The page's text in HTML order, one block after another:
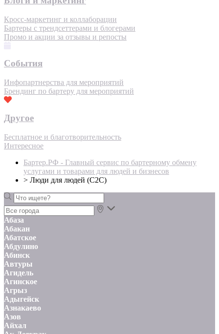
Кросс-маркетинг и коллаборации
Бартеры с трендсеттерами и блогерами
Промо и акции за отзывы и репосты
События
Инфопартнерства для мероприятий
Брендинг по бартеру для мероприятий
Другое
Бесплатное и благотворительность
Интересное
Бартер.РФ - Главный сервис по бартерному обмену
услугами и товарами для людей и бизнесов
> Люди для людей (С2С)
Абаза
Абакан
Абатское
Абдулино
Абинск
Автуры
Агидель
Агинское
Агрыз
Адыгейск
Азнакаево
Азов
Айхал